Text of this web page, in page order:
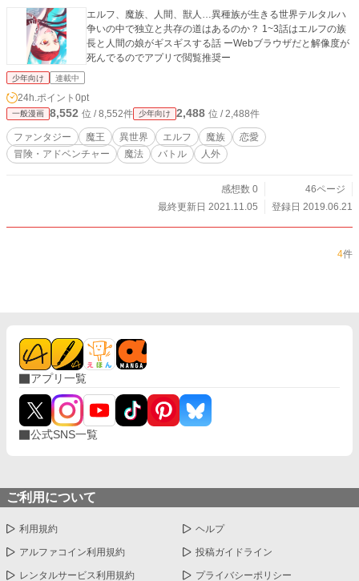
エルフ、魔族、人間、獣人…異種族が生きる世界テルタルハ
争いの中で独立と共存の道はあるのか？ 1~3話はエルフの族
長と人間の娘がギスギスする話 ーWebブラウザだと解像度が
死んでるのでアプリで閲覧推奨ー
少年向け 連載中
24h.ポイント 0pt
一般漫画 8,552 位 / 8,552件 少年向け 2,488 位 / 2,488件
ファンタジー 魔王 異世界 エルフ 魔族
恋愛
冒険・アドベンチャー
魔法 バトル 人外
感想数 0
46ページ
最終更新日 2021.11.05
登録日 2019.06.21
4件
アプリ一覧
公式SNS一覧
ご利用について
利用規約 ヘルプ
アルファコイン利用規約 投稿ガイドライン
レンタルサービス利用規約 プライバシーポリシー